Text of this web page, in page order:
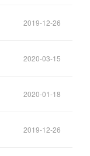
2019-12-26
2020-03-15
2020-01-18
2019-12-26